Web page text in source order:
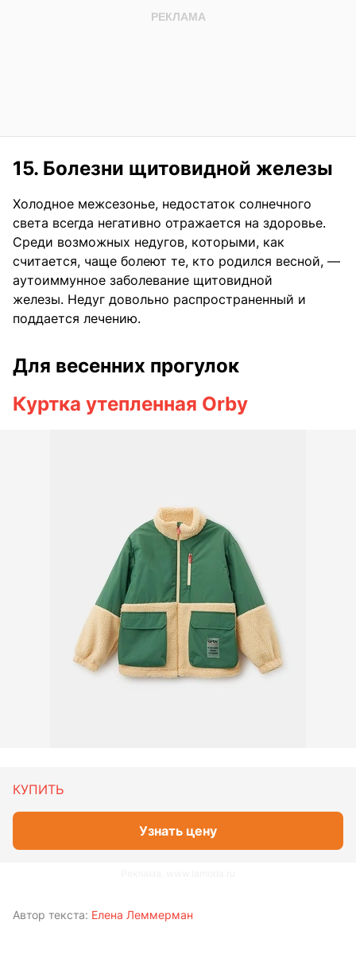
15. Болезни щитовидной железы
Холодное межсезонье, недостаток солнечного
света всегда негативно отражается на здоровье.
Среди возможных недугов, которыми, как
считается, чаще болеют те, кто родился весной, —
аутоиммунное заболевание щитовидной
железы. Недуг довольно распространенный и
поддается лечению.
Для весенних прогулок
Куртка утепленная Orby
КУПИТЬ
Узнать цену
Автор текста: Елена Леммерман